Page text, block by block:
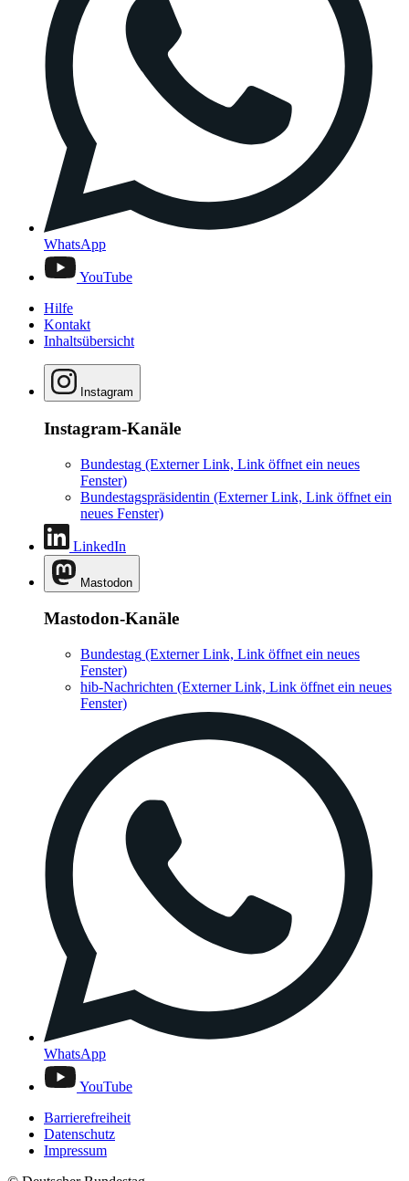
WhatsApp
YouTube
Hilfe
Kontakt
Inhaltsübersicht
Instagram
Instagram-Kanäle
Bundestag (Externer Link, Link öffnet ein neues
Fenster)
Bundestagspräsidentin (Externer Link, Link öffnet ein
neues Fenster)
LinkedIn
Mastodon
Mastodon-Kanäle
Bundestag (Externer Link, Link öffnet ein neues
Fenster)
hib-Nachrichten (Externer Link, Link öffnet ein neues
Fenster)
WhatsApp
YouTube
Barrierefreiheit
Datenschutz
Impressum